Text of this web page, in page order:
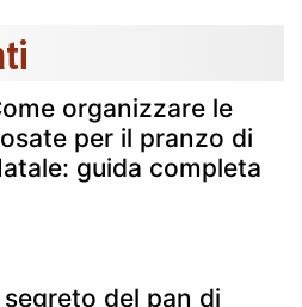
organizzare le
per il pranzo di
guida completa
segreto del pan di